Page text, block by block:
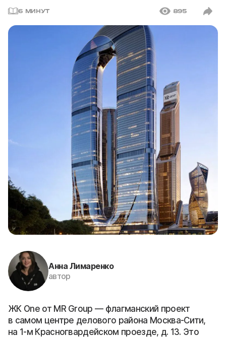
6 МИНУТ 895
Анна Лимаренко
автор
ЖК One от MR Group — флагманский проект
в самом центре делового района Москва-Сити,
на 1-м Красногвардейском проезде, д. 13. Это